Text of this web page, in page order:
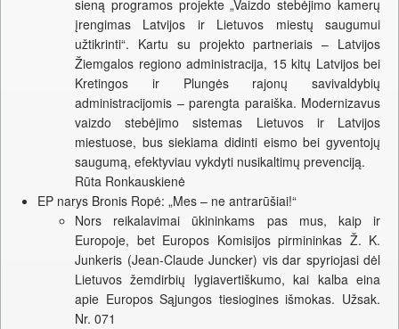
sieną programos projekte „Vaizdo stebėjimo kamerų
įrengimas Latvijos ir Lietuvos miestų saugumui
užtikrinti“. Kartu su projekto partneriais – Latvijos
Žiemgalos regiono administracija, 15 kitų Latvijos bei
Kretingos ir Plungės rajonų savivaldybių
administracijomis – parengta paraiška. Modernizavus
vaizdo stebėjimo sistemas Lietuvos ir Latvijos
miestuose, bus siekiama didinti eismo bei gyventojų
saugumą, efektyviau vykdyti nusikaltimų prevenciją.
Rūta Ronkauskienė
EP narys Bronis Ropė: „Mes – ne antrarūšiai!“
Nors reikalavimai ūkininkams pas mus, kaip ir
Europoje, bet Europos Komisijos pirmininkas Ž. K.
Junkeris (Jean-Claude Juncker) vis dar spyriojasi dėl
Lietuvos žemdirbių lygiavertiškumo, kai kalba eina
apie Europos Sąjungos tiesiogines išmokas. Užsak.
Nr. 071